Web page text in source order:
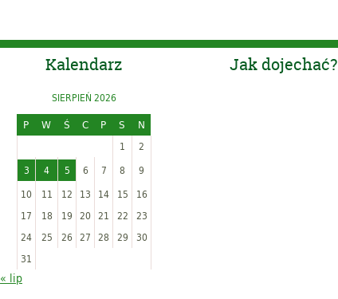
Kalendarz
SIERPIEŃ 2026
P
W Ś C P S
N
1
2
3
4 5 6 7 8
9
10
11 12 13 14 15
16
17
18 19 20 21 22
23
24
25 26 27 28 29
30
31
« lip
Jak dojechać?